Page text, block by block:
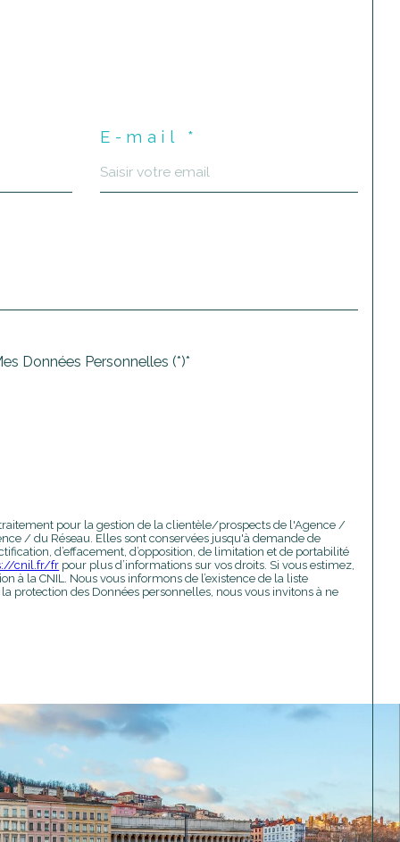
E-mail *
Données Personnelles (*)*
pour la gestion de la clientèle/prospects de l'Agence /
/ du Réseau. Elles sont conservées jusqu'à demande de
d’effacement, d’opposition, de limitation et de portabilité
cnil.fr/fr pour plus d’informations sur vos droits. Si vous estimez,
à la CNIL. Nous vous informons de l’existence de la liste
protection des Données personnelles, nous vous invitons à ne